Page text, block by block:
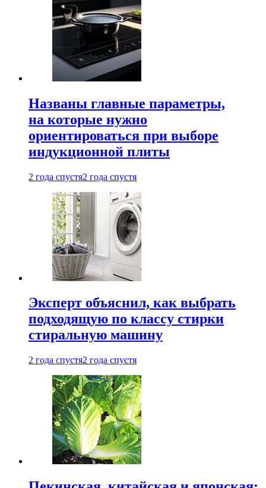
Названы главные параметры,
на которые нужно
ориентироваться при выборе
индукционной плиты
2 года спустя2 года спустя
Эксперт объяснил, как выбрать
подходящую по классу стирки
стиральную машину
2 года спустя2 года спустя